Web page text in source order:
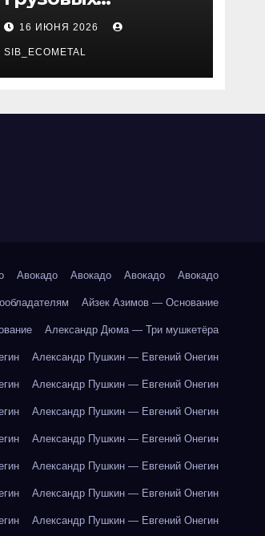
автомобилей:
справочная база по
корейским и
японским
16 ИЮНЯ 2026
SIB_ECOMETAL
Авокадо Авокадо Авокадо Авокадо
Айзек Азимов — Основание
Александр Дюма — Три мушкетёра
Александр Пушкин — Евгений Онегин
Александр Пушкин — Евгений Онегин
Александр Пушкин — Евгений Онегин
Александр Пушкин — Евгений Онегин
Александр Пушкин — Евгений Онегин
Александр Пушкин — Евгений Онегин
Александр Пушкин — Евгений Онегин